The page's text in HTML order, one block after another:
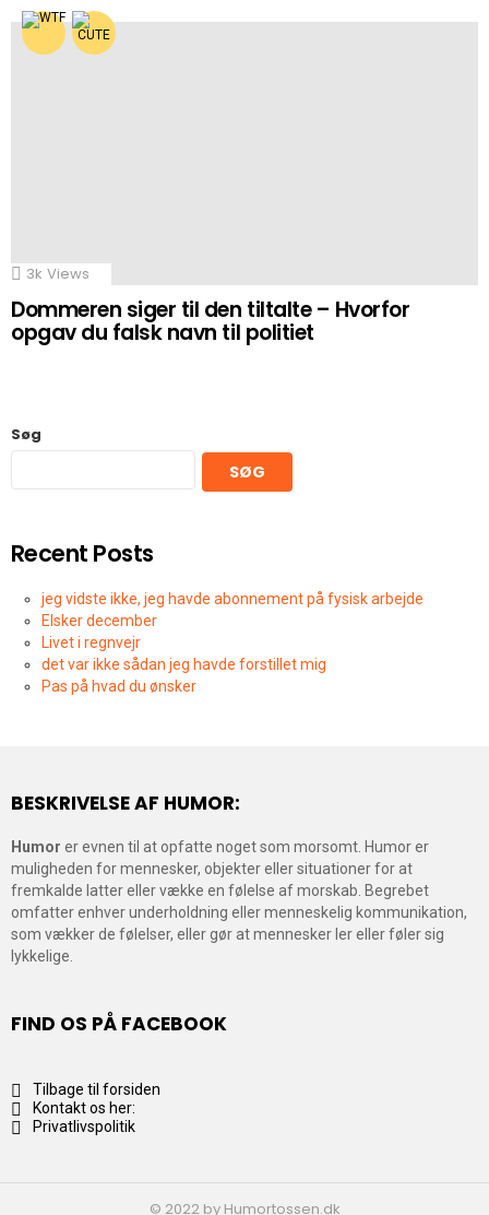
3k Views
Dommeren siger til den tiltalte – Hvorfor
opgav du falsk navn til politiet
Søg
SØG
Recent Posts
jeg vidste ikke, jeg havde abonnement på fysisk arbejde
Elsker december
Livet i regnvejr
det var ikke sådan jeg havde forstillet mig
Pas på hvad du ønsker
BESKRIVELSE AF HUMOR:
Humor er evnen til at opfatte noget som morsomt. Humor er
muligheden for mennesker, objekter eller situationer for at
fremkalde latter eller vække en følelse af morskab. Begrebet
omfatter enhver underholdning eller menneskelig kommunikation,
som vækker de følelser, eller gør at mennesker ler eller føler sig
lykkelige.
FIND OS PÅ FACEBOOK
Tilbage til forsiden
Kontakt os her:
Privatlivspolitik
© 2022 by Humortossen.dk